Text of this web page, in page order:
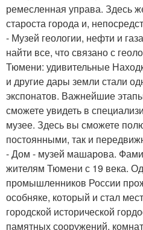
ремесленная управа. Здесь
староста города и,
- Музей геологии, нефти и
найти все, что связано с
Тюмени: удивительные
и другие дары земли стали
экспонатов. Важнейшие
сможете увидеть в
музее. Здесь вы сможете
постоянными, так и
- Дом - музей машарова.
жителям Тюмени с 19 века.
промышленников России
особняке, который и стал
городской исторической
памятных сооружений,